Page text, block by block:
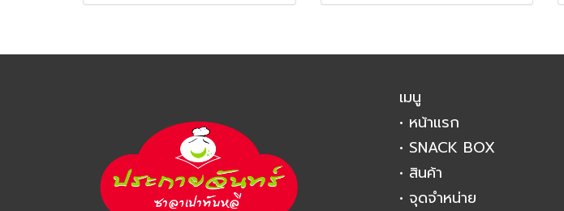
เมนู
• หน้าแรก
• SNACK BOX
• สินค้า
• จุดจำหน่าย